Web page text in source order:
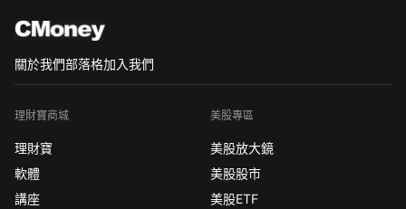
關於我們部落格加入我們
理財寶商城
理財寶
軟體
講座
美股專區
美股放大鏡
美股股市
美股ETF